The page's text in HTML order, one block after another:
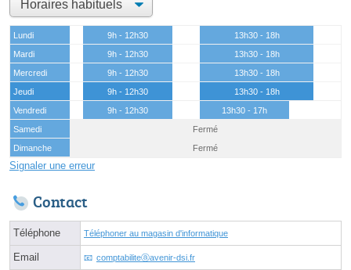
Lundi 9h - 12h30
13h30 - 18h
Mardi
9h - 12h30
13h30 - 18h
Mercredi
9h - 12h30
13h30 - 18h
Jeudi
9h - 12h30
13h30 - 18h
Vendredi
9h - 12h30
13h30 - 17h
Samedi
Fermé
Dimanche
Fermé
Signaler une erreur
Contact
Téléphone Téléphoner au magasin d'informatique
Email comptabiliteⓐavenir-dsi.fr